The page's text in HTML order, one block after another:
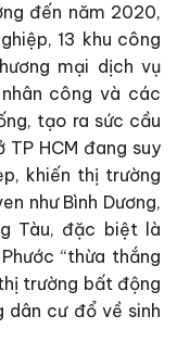
đến năm 2020,
13 khu công
mại dịch vụ
công và các
tạo ra sức cầu
TP HCM đang suy
khiến thị trường
như Bình Dương,
Tàu, đặc biệt là
“thừa thắng
trường bất động
dân cư đổ về sinh